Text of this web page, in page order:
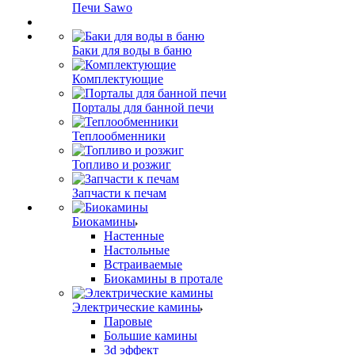
Печи Sawo
Баки для воды в баню
Комплектующие
Порталы для банной печи
Теплообменники
Топливо и розжиг
Запчасти к печам
Биокамины
Настенные
Настольные
Встраиваемые
Биокамины в протале
Электрические камины
Паровые
Большие камины
3d эффект